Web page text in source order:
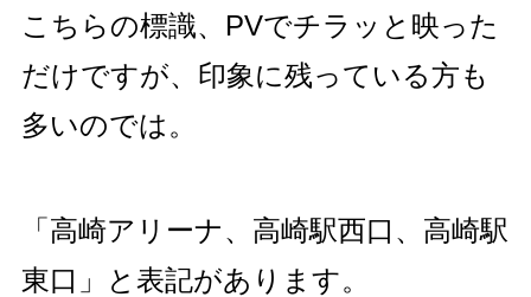
こちらの標識、PVでチラッと映った
だけですが、印象に残っている方も
多いのでは。
「高崎アリーナ、高崎駅西口、高崎駅
東口」と表記があります。